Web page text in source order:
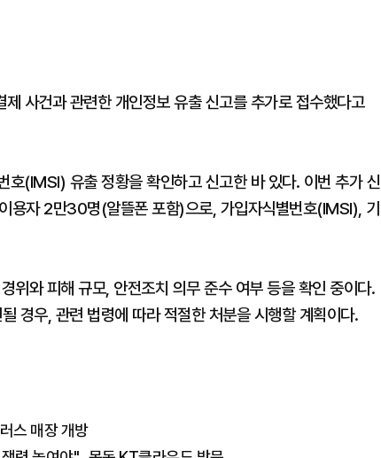
사건과 관련한 개인정보 유출 신고를 추가로 접수했다고
(IMSI) 유출 정황을 확인하고 신고한 바 있다. 이번 추가 신
용자 2만30명(알뜰폰 포함)으로, 가입자식별번호(IMSI), 기
위와 피해 규모, 안전조치 의무 준수 여부 등을 확인 중이다.
경우, 관련 법령에 따라 적절한 처분을 시행할 계획이다.
스 매장 개방